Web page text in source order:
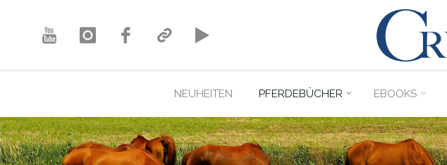
NEUHEITEN PFERDEBÜCHER EBOOKS